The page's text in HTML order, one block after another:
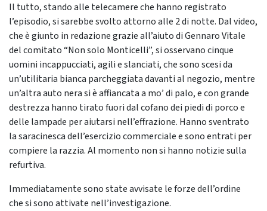
Il tutto, stando alle telecamere che hanno registrato
l’episodio, si sarebbe svolto attorno alle 2 di notte. Dal video,
che è giunto in redazione grazie all’aiuto di Gennaro Vitale
del comitato “Non solo Monticelli”, si osservano cinque
uomini incappucciati, agili e slanciati, che sono scesi da
un’utilitaria bianca parcheggiata davanti al negozio, mentre
un’altra auto nera si è affiancata a mo’ di palo, e con grande
destrezza hanno tirato fuori dal cofano dei piedi di porco e
delle lampade per aiutarsi nell’effrazione. Hanno sventrato
la saracinesca dell’esercizio commerciale e sono entrati per
compiere la razzia. Al momento non si hanno notizie sulla
refurtiva.
Immediatamente sono state avvisate le forze dell’ordine
che si sono attivate nell’investigazione.